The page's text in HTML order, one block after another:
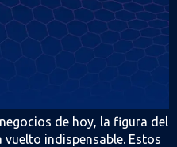
de hoy, la figura del
indispensable. Estos